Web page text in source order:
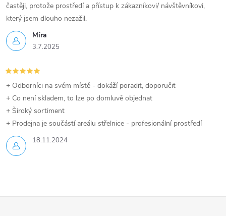
Míra
3.7.2025
častěji, protože prostředí a přístup k zákazníkovi/ návštěvníkovi,
který jsem dlouho nezažil.
18.11.2024
+ Odborníci na svém místě - dokáží poradit, doporučit
+ Co není skladem, to lze po domluvě objednat
+ Široký sortiment
+ Prodejna je součástí areálu střelnice - profesionální prostředí